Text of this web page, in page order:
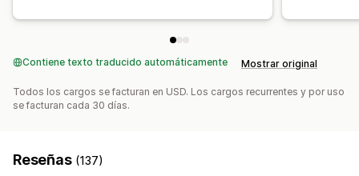
Contiene texto traducido automáticamente Mostrar original
Todos los cargos se facturan en USD. Los cargos recurrentes y por uso
se facturan cada 30 días.
Reseñas (137)